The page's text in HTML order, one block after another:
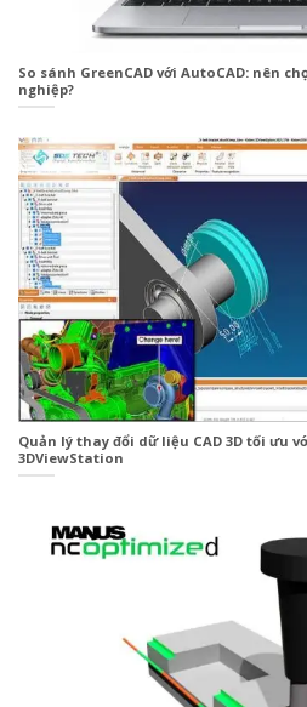
So sánh GreenCAD với AutoCAD: nên
nghiệp?
Quản lý thay đổi dữ liệu CAD 3D tối ưu
3DViewStation